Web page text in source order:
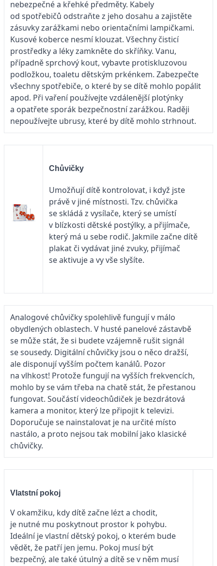
nebezpečné a křehké předměty. Kabely
od spotřebičů odstraňte z jeho dosahu a zajistěte
zásuvky zarážkami nebo orientačními lampičkami.
Kusové koberce nesmí klouzat. Všechny čisticí
prostředky a léky zamkněte do skříňky. Vanu,
případně sprchový kout, vybavte protiskluzovou
podložkou, toaletu dětským prkénkem. Zabezpečte
všechny spotřebiče, o které by se dítě mohlo popálit
apod. Při vaření používejte vzdálenější plotýnky
a opatřete sporák bezpečnostní zarážkou. Raději
nepoužívejte ubrusy, které by dítě mohlo strhnout.
Chůvičky
Umožňují dítě kontrolovat, i když jste
právě v jiné místnosti. Tzv. chůvička
se skládá z vysílače, který se umístí
v blízkosti dětské po­­­stýlky, a přijímače,
který má u sebe rodič. Jakmile začne dítě
plakat či vydávat jiné zvuky, přijímač
se aktivuje a vy vše slyšíte.
Analogové chůvičky spolehlivě fungují v málo
obydlených oblastech. V husté panelové zástavbě
se může stát, že si budete vzájemně rušit signál
se sousedy. Digitální chůvičky jsou o něco dražší,
ale disponují vyšším počtem kanálů. Pozor
na vlhkost! Protože fungují na vyšších frekvencích,
mohlo by se vám třeba na chatě stát, že přestanou
fungovat. Součástí videochůdiček je bezdrátová
kamera a monitor, který lze připojit k televizi.
Doporučuje se nainstalovat je na určité místo
nastálo, a proto nejsou tak mobilní jako klasické
chůvičky.
Vlatstní pokoj
V okamžiku, kdy dítě začne lézt a chodit,
je nutné mu poskytnout prostor k pohybu.
Ideální je vlastní dětský pokoj, o kterém bude
vědět, že patří jen jemu. Pokoj musí být
bezpečný, ale také útulný a dítě se v něm musí